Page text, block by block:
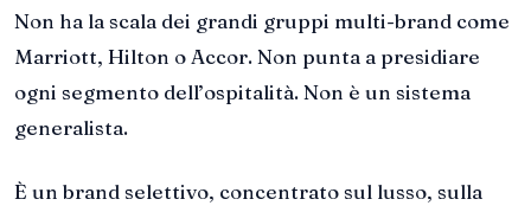
Non ha la scala dei grandi gruppi multi-brand come
Marriott, Hilton o Accor. Non punta a presidiare
ogni segmento dell’ospitalità. Non è un sistema
generalista.
È un brand selettivo, concentrato sul lusso, sulla